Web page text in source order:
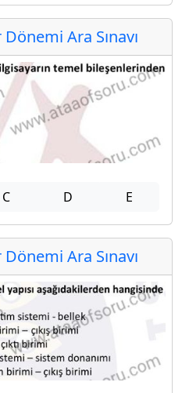
Ara Sınavı
C D E
Ara Sınavı